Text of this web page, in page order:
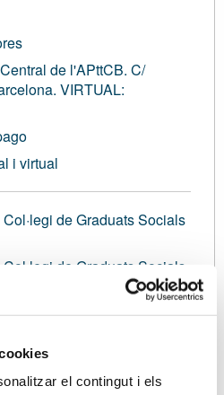
el contingut i els
de l'APttCB. C/
VIRTUAL:
i virtual
de Graduats Socials
de Graduats Socials
d'Administradors de Finques
€